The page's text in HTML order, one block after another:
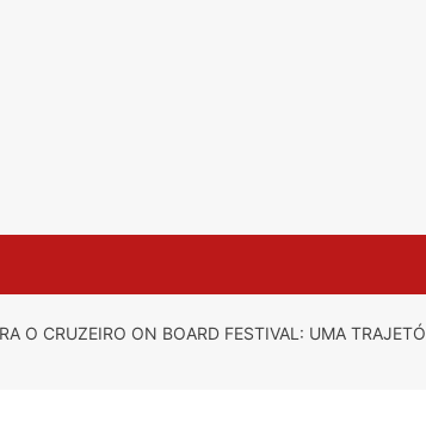
O CRUZEIRO ON BOARD FESTIVAL: UMA